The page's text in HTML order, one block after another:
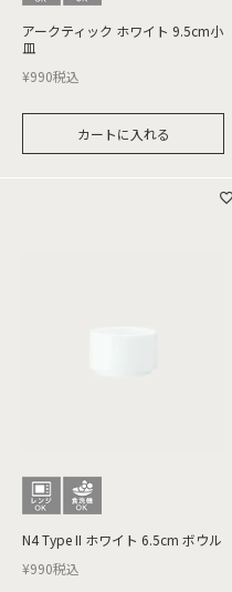
アークティック ホワイト 9.5cm小
皿
¥990税込
カートに入れる
N4 Type II ホワイト 6.5cm ボウル
¥990税込